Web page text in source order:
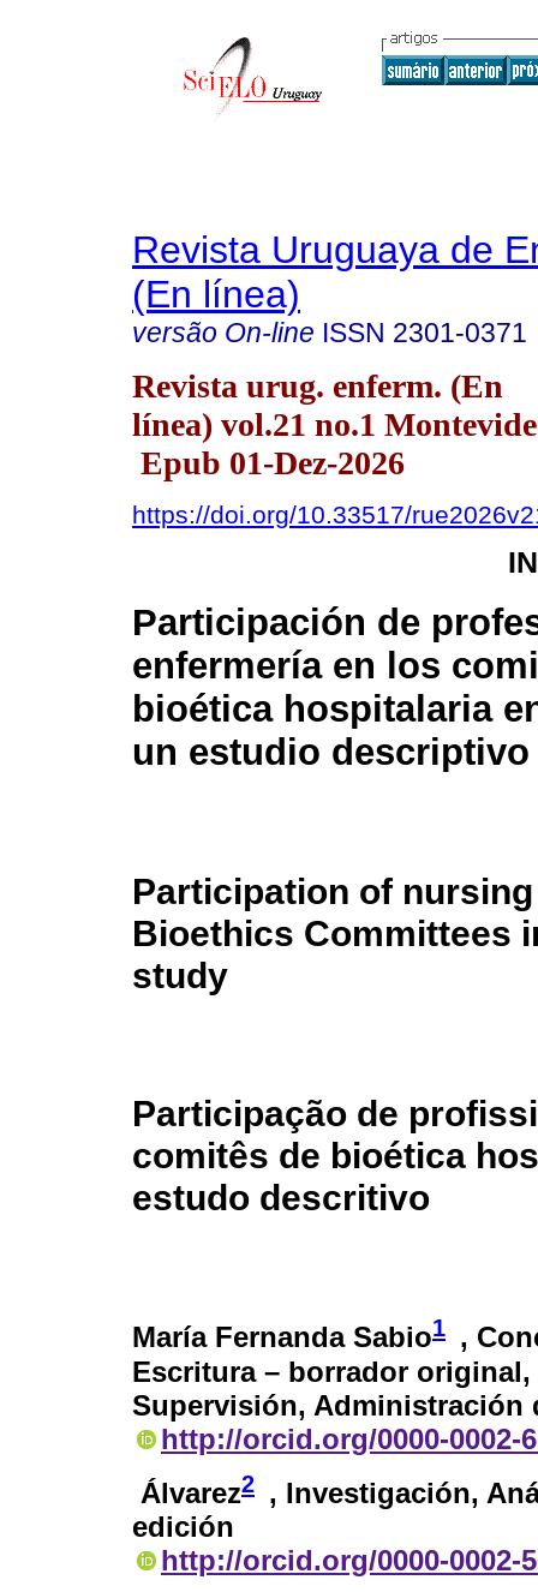
Revista Uruguaya de
(En línea)
versão On-line ISSN 2301-0371
Revista urug. enferm. (En
línea) vol.21 no.1
Epub 01-Dez-2026
https://doi.org/10.33517/
Participación de
enfermería en los
bioética hospitalaria
un estudio descriptivo
Participation of
Bioethics Committees
study
Participação de
comitês de bioética
estudo descritivo
María Fernanda Sabio1 ,
Escritura – borrador
Supervisión,
http://orcid.org/0000-0002-
Álvarez2 , Investigación,
edición
http://orcid.org/0000-0002-